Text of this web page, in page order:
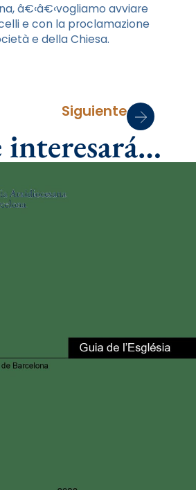
â€‹â€‹vogliamo avviare
e con la proclamazione
e della Chiesa.
Siguiente
interesará…